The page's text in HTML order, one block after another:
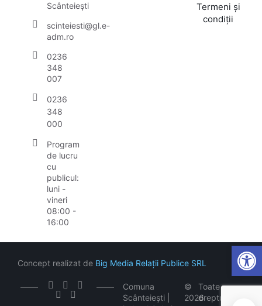
Scânteieşti
scinteiesti@gl.e-
adm.ro
0236
348
007
0236
348
000
Program
de lucru
cu
publicul:
luni -
vineri
08:00 -
16:00
Termeni și
condiții
Comuna
Scânteiești |
©
2026
Toate
drepturile
Concept realizat de Big Media Relații Publice SRL